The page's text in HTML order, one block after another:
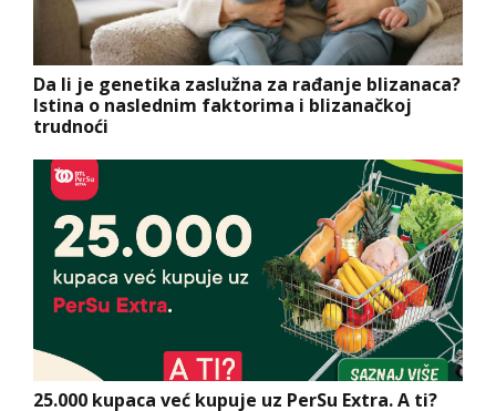
Da li je genetika zaslužna za rađanje blizanaca?
Istina o naslednim faktorima i blizanačkoj
trudnoći
25.000 kupaca već kupuje uz PerSu Extra. A ti?